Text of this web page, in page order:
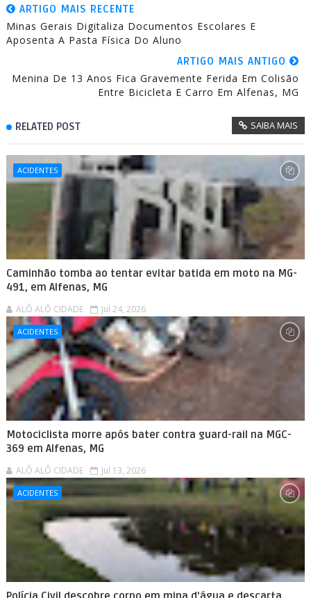
ARTIGO MAIS RECENTE
Minas Gerais Digitaliza Documentos Escolares E
Aposenta A Pasta Física Do Aluno
ARTIGO MAIS ANTIGO
Menina De 13 Anos Fica Gravemente Ferida Em Colisão
Entre Bicicleta E Carro Em Alfenas, MG
RELATED POST SAIBA MAIS
ACIDENTES
Caminhão tomba ao tentar evitar batida em moto na MG-
491, em Alfenas, MG
ALÔ ALÔ CIDADE Jul 24, 2026
ACIDENTES
Motociclista morre após bater contra guard-rail na MGC-
369 em Alfenas, MG
ALÔ ALÔ CIDADE Jul 13, 2026
ACIDENTES